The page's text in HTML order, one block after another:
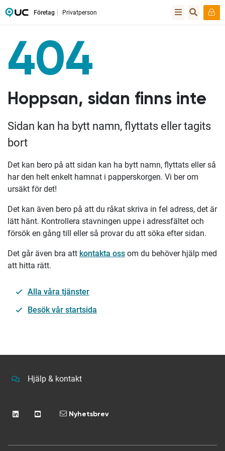
Företag Privatperson
404
Hoppsan, sidan finns inte
Sidan kan ha bytt namn, flyttats eller tagits
bort
Det kan bero på att sidan kan ha bytt namn, flyttats eller så
har den helt enkelt hamnat i papperskorgen. Vi ber om
ursäkt för det!
Det kan även bero på att du råkat skriva in fel adress, det är
lätt hänt. Kontrollera stavningen uppe i adressfältet och
försök en gång till eller så provar du att söka efter sidan.
Det går även bra att kontakta oss om du behöver hjälp med
att hitta rätt.
Alla våra tjänster
Besök vår startsida
Hjälp & kontakt
Nyhetsbrev